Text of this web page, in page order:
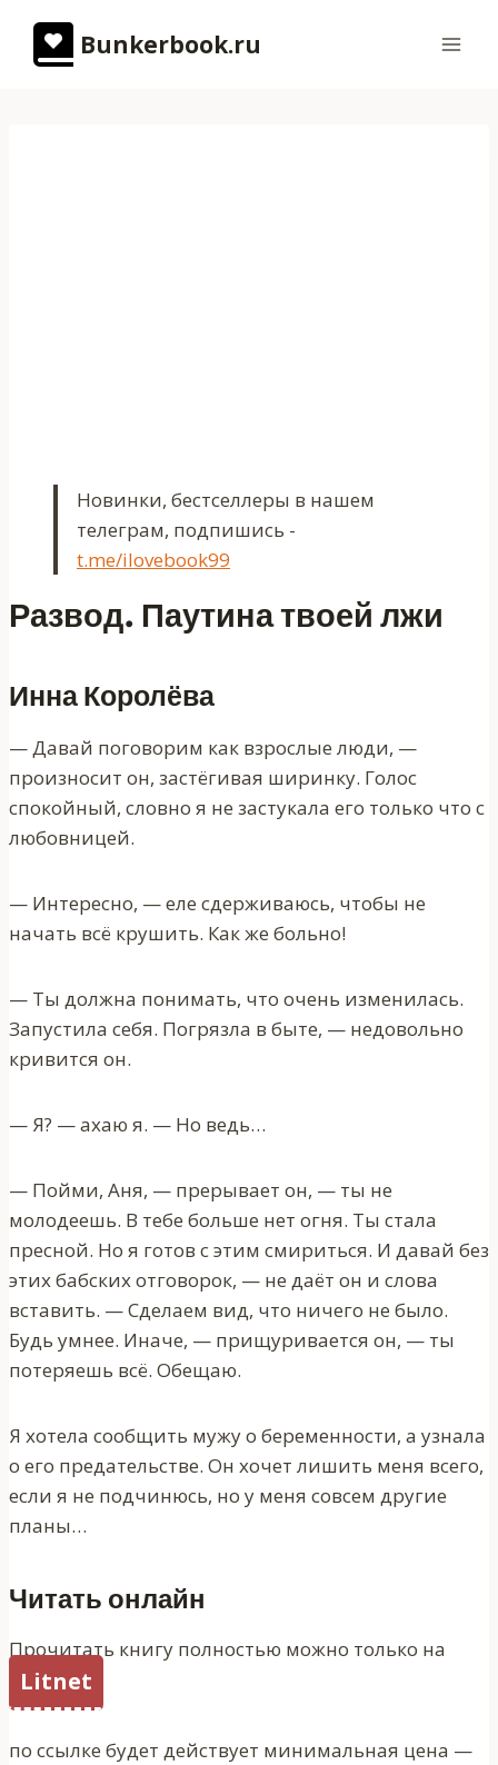
содержимому
Bunkerbook.ru
Новинки, бестселлеры в нашем
телеграм, подпишись -
t.me/ilovebook99
Развод. Паутина твоей лжи
Инна Королёва
— Давай поговорим как взрослые люди, —
произносит он, застёгивая ширинку. Голос
спокойный, словно я не застукала его только что с
любовницей.
— Интересно, — еле сдерживаюсь, чтобы не
начать всё крушить. Как же больно!
— Ты должна понимать, что очень изменилась.
Запустила себя. Погрязла в быте, — недовольно
кривится он.
— Я? — ахаю я. — Но ведь…
— Пойми, Аня, — прерывает он, — ты не
молодеешь. В тебе больше нет огня. Ты стала
пресной. Но я готов с этим смириться. И давай без
этих бабских отговорок, — не даёт он и слова
вставить. — Сделаем вид, что ничего не было.
Будь умнее. Иначе, — прищуривается он, — ты
потеряешь всё. Обещаю.
Я хотела сообщить мужу о беременности, а узнала
о его предательстве. Он хочет лишить меня всего,
если я не подчинюсь, но у меня совсем другие
планы…
Читать онлайн
Прочитать книгу полностью можно только на
Litnet
по ссылке будет действует минимальная цена —